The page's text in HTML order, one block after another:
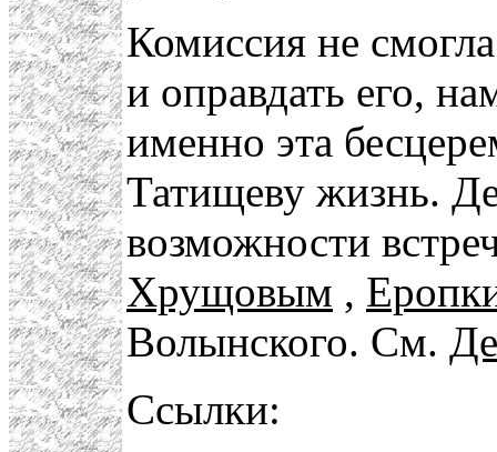
Комиссия не
и оправдать его,
именно эта
Татищеву жизнь.
возможности
Хрущовым ,
Волынского. См.
Ссылки: